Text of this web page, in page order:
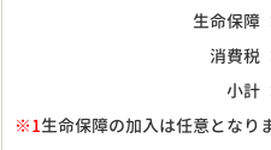
生命保障
消費税
小計
※1生命保障の加入は任意となり